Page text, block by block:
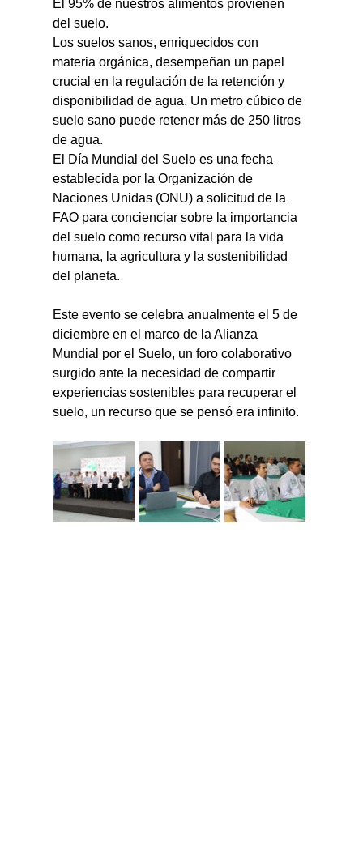
El 95% de nuestros alimentos provienen
del suelo.
Los suelos sanos, enriquecidos con
materia orgánica, desempeñan un papel
crucial en la regulación de la retención y
disponibilidad de agua. Un metro cúbico de
suelo sano puede retener más de 250 litros
de agua.
El Día Mundial del Suelo es una fecha
establecida por la Organización de
Naciones Unidas (ONU) a solicitud de la
FAO para concienciar sobre la importancia
del suelo como recurso vital para la vida
humana, la agricultura y la sostenibilidad
del planeta.
Este evento se celebra anualmente el 5 de
diciembre en el marco de la Alianza
Mundial por el Suelo, un foro colaborativo
surgido ante la necesidad de compartir
experiencias sostenibles para recuperar el
suelo, un recurso que se pensó era infinito.